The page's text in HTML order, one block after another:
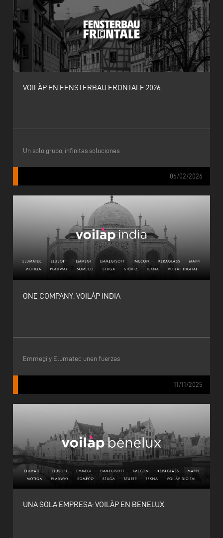
VOILÀP EN FENSTERBAU FRONTALE 2026
Un solo grupo, infinitas soluciones
06/02/2026
ONE COMPANY: VOILÀP INDIA
Emmegi y Elumatec unen fuerzas
11/11/2025
UNA SOLA EMPRESA: VOILÀP EN BENELUX